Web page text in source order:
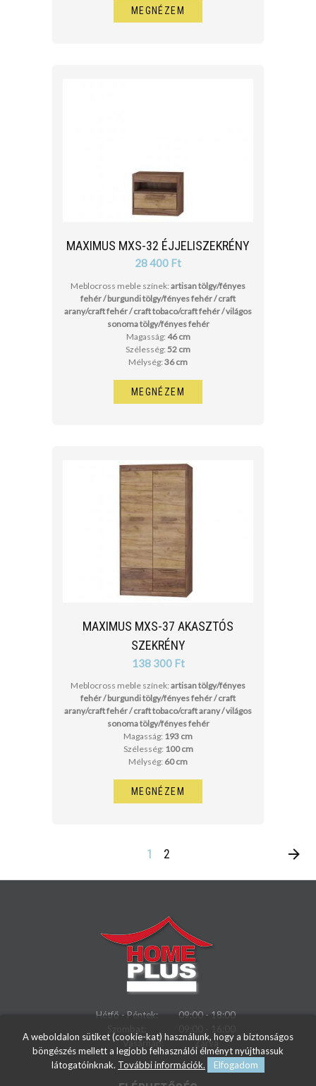
MEGNÉZEM
MAXIMUS MXS-32 ÉJJELISZEKRÉNY
28 400 Ft
Meblocross meble színek: artisan tölgy/fényes
fehér / burgundi tölgy/fényes fehér / craft
arany/craft fehér / craft tobaco/craft fehér / világos
sonoma tölgy/fényes fehér
Magasság: 46 cm
Szélesség: 52 cm
Mélység: 36 cm
MEGNÉZEM
MAXIMUS MXS-37 AKASZTÓS
SZEKRÉNY
138 300 Ft
Meblocross meble színek: artisan tölgy/fényes
fehér / burgundi tölgy/fényes fehér / craft
arany/craft fehér / craft tobaco/craft arany / világos
sonoma tölgy/fényes fehér
Magasság: 193 cm
Szélesség: 100 cm
Mélység: 60 cm
MEGNÉZEM
1 2
Hétfő - Péntek:
09:00 - 18:00
Vasárnap:
Zárva
A weboldalon sütiket (cookie-kat) használunk, hogy a biztonságos
böngészés mellett a legjobb felhasználói élményt nyújthassuk
látogatóinknak. További információk. Elfogadom